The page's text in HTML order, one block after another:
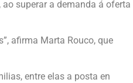
superar a demanda á oferta
afirma Marta Rouco, que
entre elas a posta en